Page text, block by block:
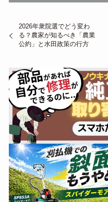
2026年衆院選でどう変わ
る？農家が知るべき「農業
公約」と水田政策の行方